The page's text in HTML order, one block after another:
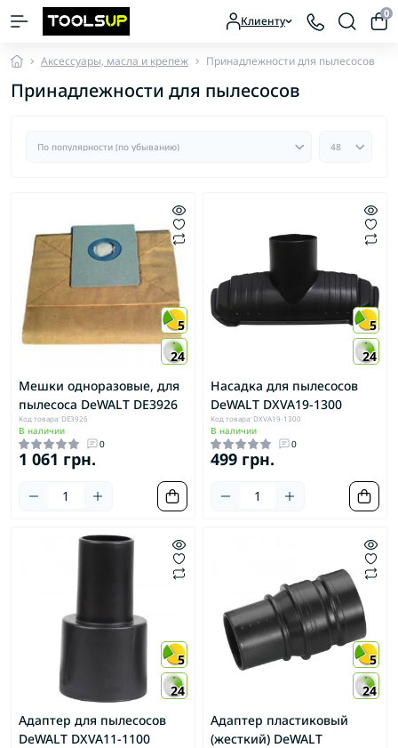
Клиенту 0
Аксессуары, масла и крепеж Принадлежности для пылесосов
Принадлежности для пылесосов
5
24
Мешки одноразовые, для
пылесоса DeWALT DE3926
Код товара: DE3926
В наличии
0
1 061 грн.
5
24
Насадка для пылесосов
DeWALT DXVA19-1300
Код товара: DXVA19-1300
В наличии
0
499 грн.
5
24
Адаптер для пылесосов
DeWALT DXVA11-1100
5
24
Адаптер пластиковый
(жесткий) DeWALT